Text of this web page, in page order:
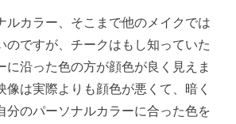
ルカラー、そこまで他のメイクでは
のですが、チークはもし知っていた
に沿った色の方が顔色が良く見えま
像は実際よりも顔色が悪くて、暗く
分のパーソナルカラーに合った色を